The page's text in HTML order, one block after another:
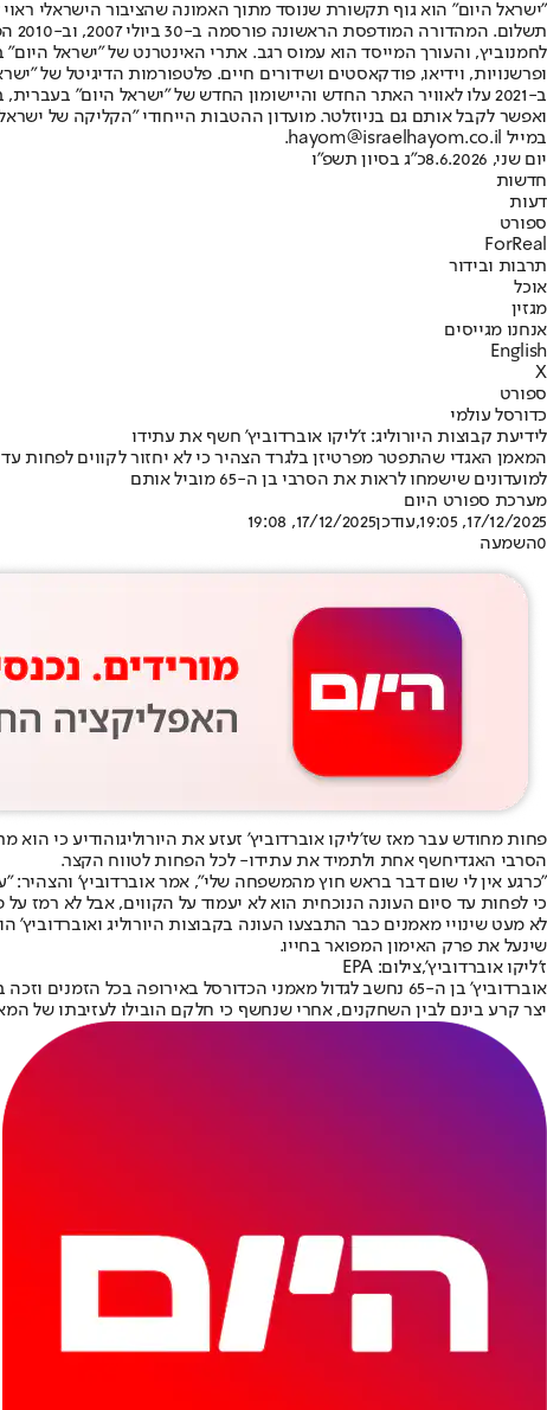
"ישראל היום" הוא גוף תקשורת שנוסד מתוך האמונה שהציבור הישראלי ראוי
ופרשנויות, וידיאו, פודקאסטים ושידורים חיים. פלטפורמות הדיגיטל של
ב-2021 עלו לאוויר האתר החדש והיישומון החדש של "ישראל היום"
ואפשר לקבל אותם גם בניוזלטר. מועדון ההטבות הייחודי "הקליקה של
במייל hayom@israelhayom.co.il.
יום שני, 8.6.2026
כ"ג בסיון תשפ"ו
חדשות
דעות
ספורט
ForReal
תרבות ובידור
אוכל
מגזין
אנחנו מגייסים
English
X
ספורט
כדורסל עולמי
לידיעת קבוצות היורוליג: ז'ליקו אוברדוביץ' חשף את עתידו
המאמן האגדי שהתפטר מפרטיזן בלגרד הצהיר כי לא יחזור לקווים לפחות
למועדונים שישמחו לראות את הסרבי בן ה-65 מוביל אותם
מערכת ספורט היום
17/12/2025, 19:05
,עודכן17/12/2025, 19:08
0השמעה
פחות מחודש עבר מאז שז'ליקו אוברדוביץ' זעזע את היורוליגוהודיע כי הוא
הסרבי האגדיחשף אחת ולתמיד את עתידו- לכל הפחות לטווח הקצר.
"כרגע אין לי שום דבר בראש חוץ מהמשפחה שלי", אמר אוברדוביץ' והצהיר:
כי לפחות עד סיום העונה הנוכחית הוא לא יעמוד על הקווים, אבל לא רמז על
לא מעט שינויי מאמנים כבר התבצעו העונה בקבוצות היורוליג
שינעל את פרק האימון המפואר בחייו.
ז'ליקו אוברדוביץ',צילום: EPA
אוברדוביץ' בן ה-65 נחשב לגדול מאמני הכדורסל באירופה בכל הזמנים וזכה בלא פחות מתשעה גביעי יורוליג. הוא מזוהה בעיקר עם פנאתינייקוס ופרטיזן ואוהדי הקבוצה מבלגרד עדיין
יצר קרע בינם לבין השחקנים, אחרי שנחשף כי חלקם הובילו לעזיבתו של